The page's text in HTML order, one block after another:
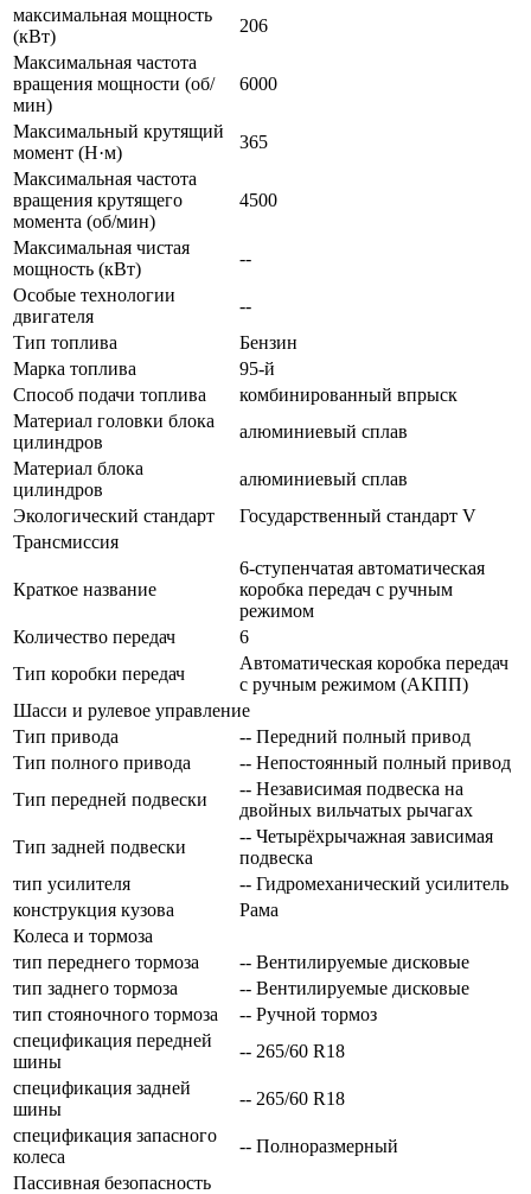
максимальная мощность
(кВт)
206
Максимальная частота
вращения мощности (об/
мин)
6000
Максимальный крутящий
момент (Н·м)
365
Максимальная частота
вращения крутящего
момента (об/мин)
4500
Максимальная чистая
мощность (кВт)
--
Особые технологии
двигателя
--
Тип топлива
Бензин
Марка топлива
95-й
Способ подачи топлива
комбинированный впрыск
Материал головки блока
цилиндров
алюминиевый сплав
Материал блока
цилиндров
алюминиевый сплав
Экологический стандарт
Государственный стандарт V
Трансмиссия
Краткое название
6-ступенчатая автоматическая
коробка передач с ручным
режимом
Количество передач
6
Тип коробки передач
Автоматическая коробка передач
с ручным режимом (АКПП)
Шасси и рулевое управление
Тип привода
-- Передний полный привод
Тип полного привода
-- Непостоянный полный привод
Тип передней подвески
-- Независимая подвеска на
двойных вильчатых рычагах
Тип задней подвески
-- Четырёхрычажная зависимая
подвеска
тип усилителя
-- Гидромеханический усилитель
конструкция кузова
Рама
Колеса и тормоза
тип переднего тормоза
-- Вентилируемые дисковые
тип заднего тормоза
-- Вентилируемые дисковые
тип стояночного тормоза
-- Ручной тормоз
спецификация передней
шины
-- 265/60 R18
спецификация задней
шины
-- 265/60 R18
спецификация запасного
колеса
-- Полноразмерный
Пассивная безопасность